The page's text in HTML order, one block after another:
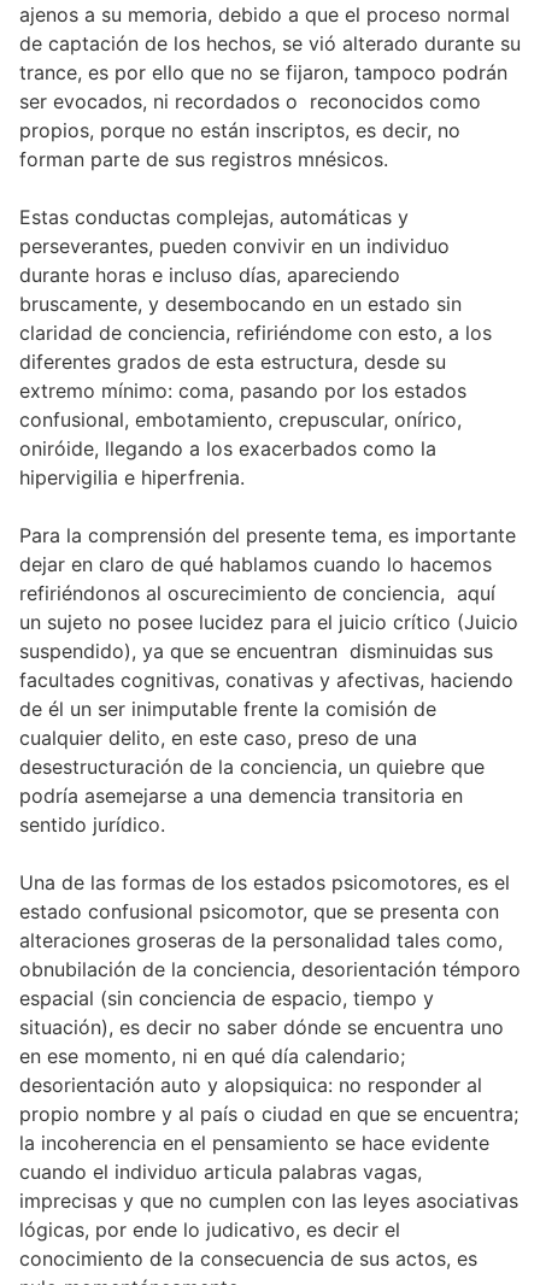
ajenos a su memoria, debido a que el proceso normal
de captación de los hechos, se vió alterado durante su
trance, es por ello que no se fijaron, tampoco podrán
ser evocados, ni recordados o reconocidos como
propios, porque no están inscriptos, es decir, no
forman parte de sus registros mnésicos.
Estas conductas complejas, automáticas y
perseverantes, pueden convivir en un individuo
durante horas e incluso días, apareciendo
bruscamente, y desembocando en un estado sin
claridad de conciencia, refiriéndome con esto, a los
diferentes grados de esta estructura, desde su
extremo mínimo: coma, pasando por los estados
confusional, embotamiento, crepuscular, onírico,
oniróide, llegando a los exacerbados como la
hipervigilia e hiperfrenia.
Para la comprensión del presente tema, es importante
dejar en claro de qué hablamos cuando lo hacemos
refiriéndonos al oscurecimiento de conciencia, aquí
un sujeto no posee lucidez para el juicio crítico (Juicio
suspendido), ya que se encuentran disminuidas sus
facultades cognitivas, conativas y afectivas, haciendo
de él un ser inimputable frente la comisión de
cualquier delito, en este caso, preso de una
desestructuración de la conciencia, un quiebre que
podría asemejarse a una demencia transitoria en
sentido jurídico.
Una de las formas de los estados psicomotores, es el
estado confusional psicomotor, que se presenta con
alteraciones groseras de la personalidad tales como,
obnubilación de la conciencia, desorientación témporo
espacial (sin conciencia de espacio, tiempo y
situación), es decir no saber dónde se encuentra uno
en ese momento, ni en qué día calendario;
desorientación auto y alopsiquica: no responder al
propio nombre y al país o ciudad en que se encuentra;
la incoherencia en el pensamiento se hace evidente
cuando el individuo articula palabras vagas,
imprecisas y que no cumplen con las leyes asociativas
lógicas, por ende lo judicativo, es decir el
conocimiento de la consecuencia de sus actos, es